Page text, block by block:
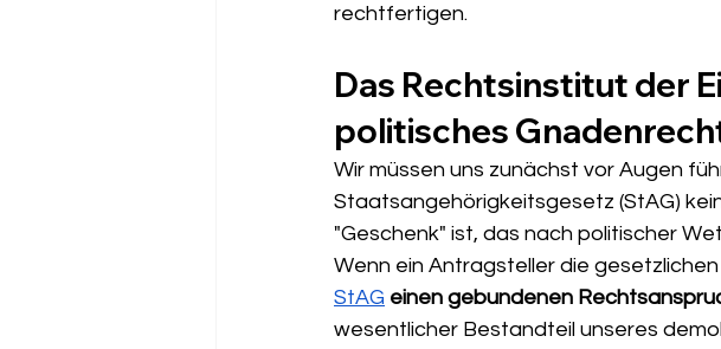
rechtfertigen.
Das Rechtsinstitut der
politisches
Wir müssen uns zunächst vor Augen
Staatsangehörigkeitsgesetz (StAG)
"Geschenk" ist, das nach politischer
Wenn ein Antragsteller die
StAG einen gebundenen
wesentlicher Bestandteil unseres